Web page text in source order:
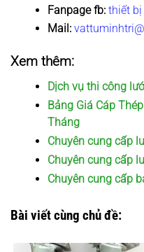
Fanpage fb: thiết
Mail:
Xem thêm:
Dịch vụ thi công
Bảng Giá Cáp
Tháng
Chuyên cung cấp
Chuyên cung cấp
Chuyên cung cấp
Bài viết cùng chủ đề: